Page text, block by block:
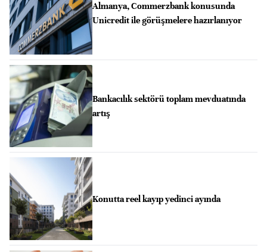
Almanya, Commerzbank konusunda
Unicredit ile görüşmelere hazırlanıyor
Bankacılık sektörü toplam mevduatında
artış
Konutta reel kayıp yedinci ayında